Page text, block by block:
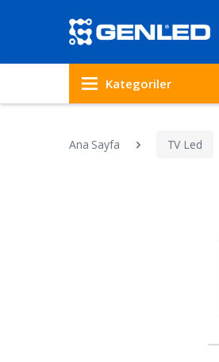
Kategoriler
Ana Sayfa TV Led